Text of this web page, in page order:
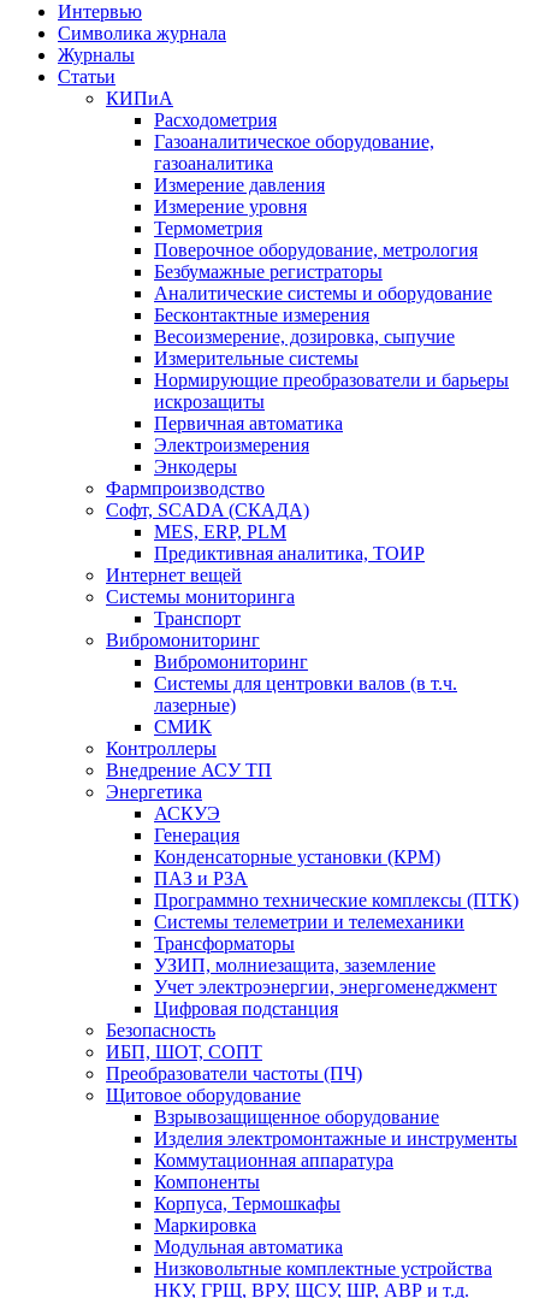
Интервью
Символика журнала
Журналы
Статьи
КИПиА
Расходометрия
Газоаналитическое оборудование,
газоаналитика
Измерение давления
Измерение уровня
Термометрия
Поверочное оборудование, метрология
Безбумажные регистраторы
Аналитические системы и оборудование
Бесконтактные измерения
Весоизмерение, дозировка, сыпучие
Измерительные системы
Нормирующие преобразователи и барьеры
искрозащиты
Первичная автоматика
Электроизмерения
Энкодеры
Фармпроизводство
Софт, SCADA (СКАДА)
MES, ERP, PLM
Предиктивная аналитика, ТОИР
Интернет вещей
Системы мониторинга
Транспорт
Вибромониторинг
Вибромониторинг
Системы для центровки валов (в т.ч.
лазерные)
СМИК
Контроллеры
Внедрение АСУ ТП
Энергетика
АСКУЭ
Генерация
Конденсаторные установки (КРМ)
ПАЗ и РЗА
Программно технические комплексы (ПТК)
Системы телеметрии и телемеханики
Трансформаторы
УЗИП, молниезащита, заземление
Учет электроэнергии, энергоменеджмент
Цифровая подстанция
Безопасность
ИБП, ШОТ, СОПТ
Преобразователи частоты (ПЧ)
Щитовое оборудование
Взрывозащищенное оборудование
Изделия электромонтажные и инструменты
Коммутационная аппаратура
Компоненты
Корпуса, Термошкафы
Маркировка
Модульная автоматика
Низковольтные комплектные устройства
НКУ, ГРЩ, ВРУ, ЩСУ, ШР, АВР и т.д.